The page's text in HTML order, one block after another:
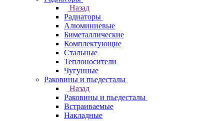
Назад
Радиаторы
Алюминиевые
Биметаллические
Комплектующие
Стальные
Теплоносители
Чугунные
Раковины и пьедесталы
Назад
Раковины и пьедесталы
Встраиваемые
Накладные